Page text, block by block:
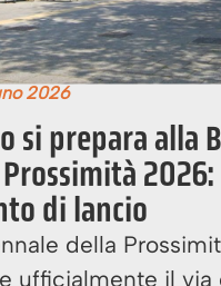
2026
si prepara alla
di lancio
della
ufficialmente il via